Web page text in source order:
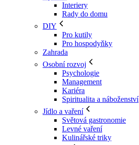
Interiery
Rady do domu
DIY
Pro kutily
Pro hospodyňky
Zahrada
Osobní rozvoj
Psychologie
Management
Kariéra
Spiritualita a náboženství
Jídlo a vaření
Světová gastronomie
Levné vaření
Kulinářské triky